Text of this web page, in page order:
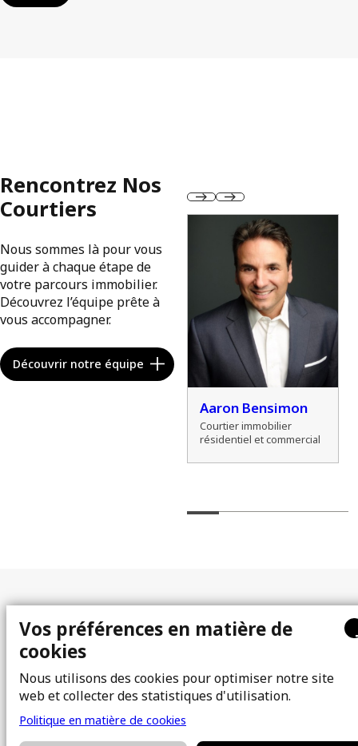
Rencontrez Nos
Courtiers
Nous sommes là pour vous
guider à chaque étape de
votre parcours immobilier.
Découvrez l’équipe prête à
vous accompagner.
Découvrir notre équipe
Aaron Bensimon
Courtier immobilier
résidentiel et commercial
Plan du site
À propos
Équipe
Photos
Courtiers immobiliers
Propriétés
Vendre
FAQ
Blogue
Contact
Vos préférences en matière de
cookies
Nous utilisons des cookies pour optimiser notre site
web et collecter des statistiques d'utilisation.
Politique en matière de cookies